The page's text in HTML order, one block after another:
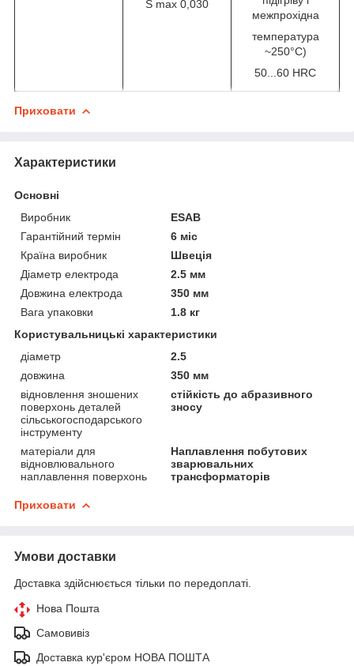
S max 0,030
межпрохідна
температура
~250°C)
50...60 HRC
Приховати
Характеристики
Основні
Виробник
ESAB
Гарантійний термін
6 міс
Країна виробник
Швеція
Діаметр електрода
2.5 мм
Довжина електрода
350 мм
Вага упаковки
1.8 кг
Користувальницькі характеристики
діаметр
2.5
довжина
350 мм
відновлення зношених
поверхонь деталей
сільськогосподарського
інструменту
стійкість до абразивного
зносу
матеріали для
відновлювального
наплавлення поверхонь
Наплавлення побутових
зварювальних
трансформаторів
Приховати
Умови доставки
Доставка здійснюється тільки по передоплаті.
Нова Пошта
Самовивіз
Доставка кур'єром НОВА ПОШТА